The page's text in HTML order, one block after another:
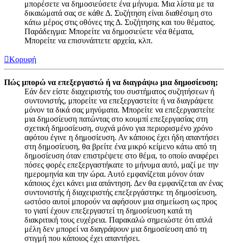
μπορέσετε να δημοσιεύσετε ένα μήνυμα. Μια λίστα με τα
δικαιώματά σας σε κάθε Δ. Συζήτηση είναι διαθέσιμη στο
κάτω μέρος στις οθόνες της Δ. Συζήτησης και του θέματος.
Παράδειγμα: Μπορείτε να δημοσιεύετε νέα θέματα,
Μπορείτε να επισυνάπτετε αρχεία, κλπ.
Κορυφή
Πώς μπορώ να επεξεργαστώ ή να διαγράψω μια δημοσίευση;
Εάν δεν είστε διαχειριστής του συστήματος συζητήσεων ή
συντονιστής, μπορείτε να επεξεργαστείτε ή να διαγράψετε
μόνον τα δικά σας μηνύματα. Μπορείτε να επεξεργαστείτε
μια δημοσίευση πατώντας στο κουμπί επεξεργασίας στη
σχετική δημοσίευση, συχνά μόνο για περιορισμένο χρόνο
αφότου έγινε η δημοσίευση. Αν κάποιος έχει ήδη απαντήσει
στη δημοσίευση, θα βρείτε ένα μικρό κείμενο κάτω από τη
δημοσίευση όταν επιστρέψετε στο θέμα, το οποίο αναφέρει
πόσες φορές επεξεργαστήκατε το μήνυμα αυτό, μαζί με την
ημερομηνία και την ώρα. Αυτό εμφανίζεται μόνον όταν
κάποιος έχει κάνει μια απάντηση. Δεν θα εμφανίζεται αν ένας
συντονιστής ή διαχειριστής επεξεργάστηκε τη δημοσίευση,
ωστόσο αυτοί μπορούν να αφήσουν μια σημείωση ως προς
το γιατί έχουν επεξεργαστεί τη δημοσίευση κατά τη
διακριτική τους ευχέρεια. Παρακαλώ σημειώστε ότι απλά
μέλη δεν μπορεί να διαγράψουν μια δημοσίευση από τη
στιγμή που κάποιος έχει απαντήσει.